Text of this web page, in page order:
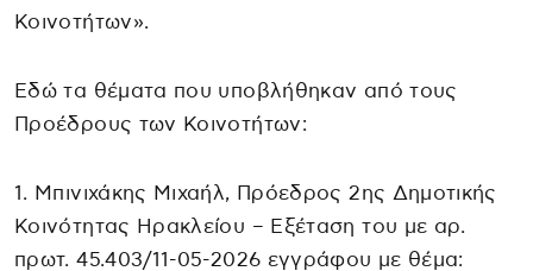
Κοινοτήτων».
Εδώ τα θέματα που υποβλήθηκαν από τους
Προέδρους των Κοινοτήτων:
1. Μπινιχάκης Μιχαήλ, Πρόεδρος 2ης Δημοτικής
Κοινότητας Ηρακλείου – Εξέταση του με αρ.
πρωτ. 45.403/11-05-2026 εγγράφου με θέμα: